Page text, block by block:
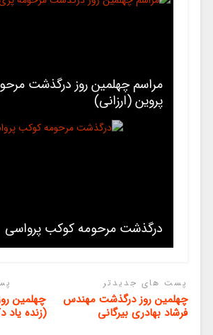
مراسم چهلمین روز درگذشت
پروین (ارزانی)
درگذشت مرحومه کوکب پرواسی
پست های جدیدتر
چهلمین روز درگذشت مهندس
فرشاد بهادری بیرگانی
چهلمین
(زنده یاد